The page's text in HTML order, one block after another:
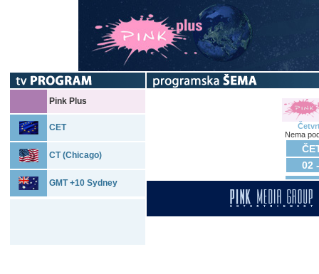
Pink Plus
CET
CT (Chicago)
GMT +10 Sydney
Nema
02